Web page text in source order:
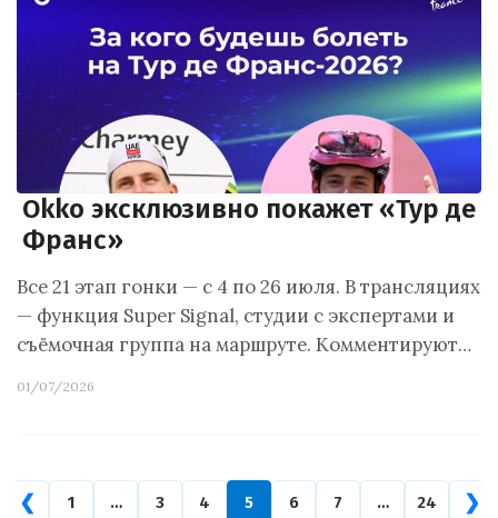
Okko эксклюзивно покажет «Тур де
Франс»
Все 21 этап гонки — с 4 по 26 июля. В трансляциях
— функция Super Signal, студии с экспертами и
съёмочная группа на маршруте. Комментируют…
01/07/2026
❮ 1 … 3 4 5 6 7 … 24 ❯